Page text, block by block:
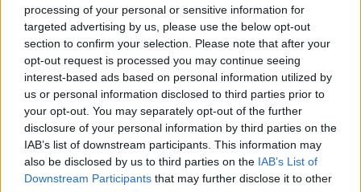
processing of your personal or sensitive information for
targeted advertising by us, please use the below opt-out
section to confirm your selection. Please note that after your
opt-out request is processed you may continue seeing
interest-based ads based on personal information utilized by
us or personal information disclosed to third parties prior to
your opt-out. You may separately opt-out of the further
disclosure of your personal information by third parties on the
IAB’s list of downstream participants. This information may
also be disclosed by us to third parties on the IAB’s List of
Downstream Participants that may further disclose it to other
ARTIGOS RELACIONADOSMAIS DO AUTOR